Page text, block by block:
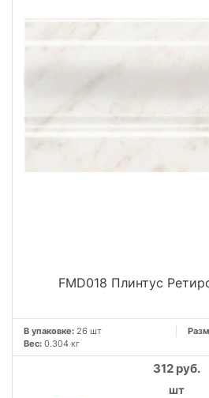
FMD018 Плинтус
В упаковке: 26 шт
Вес: 0.304 кг
312 руб.
шт